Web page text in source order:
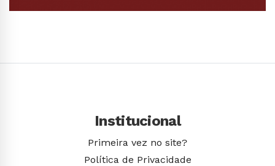
Institucional
Primeira vez no site?
Política de Privacidade